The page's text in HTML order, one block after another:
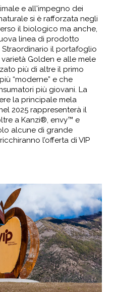
e all'impegno dei
si è rafforzata negli
il biologico ma anche,
linea di prodotto
il portafoglio
Golden e alle mele
più di altre il primo
“moderne” e che
più giovani. La
la principale mela
2025 rappresenterà il
a Kanzi®, envy™ e
alcune di grande
l’offerta di VIP